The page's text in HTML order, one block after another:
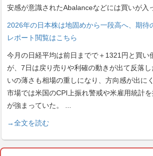
安感が意識されたAbalanceなどには買いが入
2026年の日本株は地固めから一段高へ、期
レポート閲覧はこちら
今月の日経平均は前日までで＋1321円と買い
が、7日は戻り売りや利確の動きが出て反落
いの薄さも相場の重しになり、方向感が出に
市場では米国のCPI上振れ警戒や米雇用統計
が強まっていた。
...
→全文を読む